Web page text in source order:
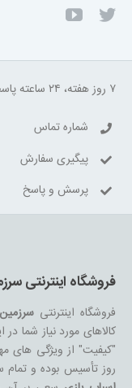
۷ روز هفته، ۲۴ ساعته پاسخگوی شما هستیم.
شماره تماس
پیگیری سفارش
پرسش و پاسخ
فروشگاه اینترنتی
فروشگاه اینترنتی
کالاهای مورد نیاز شما
"کیفیت" از ویژگی های
روز تأسیس بوده و تمام